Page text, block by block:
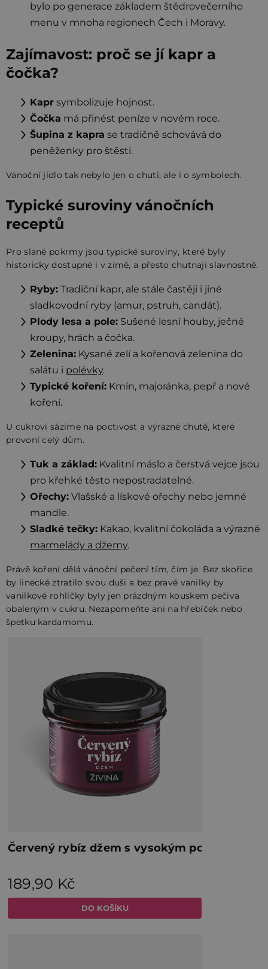
bylo po generace základem štědrovečerního
menu v mnoha regionech Čech i Moravy.
Zajímavost: proč se jí kapr a
čočka?
Kapr symbolizuje hojnost.
Čočka má přinést peníze v novém roce.
Šupina z kapra se tradičně schovává do
peněženky pro štěstí.
Vánoční jídlo tak nebylo jen o chuti, ale i o symbolech.
Typické suroviny vánočních
receptů
Pro slané pokrmy jsou typické suroviny, které byly
historicky dostupné i v zimě, a přesto chutnají slavnostně.
Ryby: Tradiční kapr, ale stále častěji i jiné
sladkovodní ryby (amur, pstruh, candát).
Plody lesa a pole: Sušené lesní houby, ječné
kroupy, hrách a čočka.
Zelenina: Kysané zelí a kořenová zelenina do
salátu i polévky.
Typické koření: Kmín, majoránka, pepř a nové
koření.
U cukroví sázíme na poctivost a výrazné chutě, které
provoní celý dům.
Tuk a základ: Kvalitní máslo a čerstvá vejce jsou
pro křehké těsto nepostradatelné.
Ořechy: Vlašské a lískové ořechy nebo jemné
mandle.
Sladké tečky: Kakao, kvalitní čokoláda a výrazné
marmelády a džemy.
Právě koření dělá vánoční pečení tím, čím je. Bez skořice
by linecké ztratilo svou duši a bez pravé vanilky by
vanilkové rohlíčky byly jen prázdným kouskem pečiva
obaleným v cukru. Nezapomeňte ani na hřebíček nebo
špetku kardamomu.